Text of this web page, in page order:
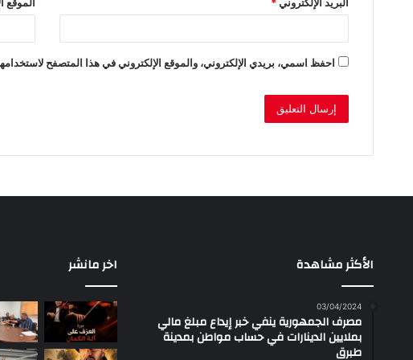
احفظ اسمي، بريدي الإلكتروني، والموقع الإلكتروني في هذا المتصفح
الأكثر مشاهدة
03/04/2024
مصرف الجمهورية ينفي خبر إيداع مبلغ مالي
بملايين الدينارات في حساب مواطن بمدينة
طبرق
اخر مانشر